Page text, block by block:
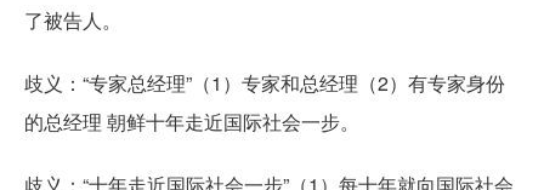
了被告人。
歧义：“专家总经理”（1）专家和总经理（2）有专家身份
的总经理 朝鲜十年走近国际社会一步。
歧义：“十年走近国际社会一步”（1）每十年就向国际社会